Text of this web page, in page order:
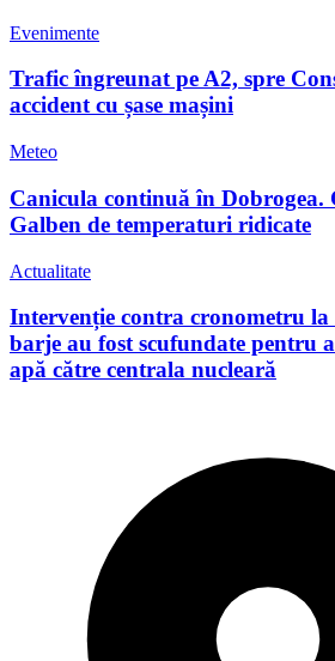
Evenimente
Trafic îngreunat pe A2, spre
accident cu șase mașini
Meteo
Canicula continuă în Dobrogea.
Galben de temperaturi ridicate
Actualitate
Intervenție contra cronometru
barje au fost scufundate pentru
apă către centrala nucleară